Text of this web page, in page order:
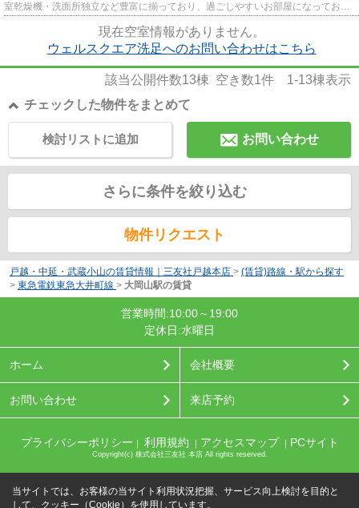
室乾燥機・洗面所独立など豊富に揃っており、過ごしやすいお部屋になっており
現在空室情報がありません。
ウェルスクエア洗足へのお問い合わせはこちら
該当公開件数13棟 空き数1件 1-13棟表示
チェックした物件をまとめて
お問い合わせ
検討リストに追加
さらに条件を絞り込む
物件リクエスト
戸越・中延・武蔵小山の賃貸情報｜三友社戸越本店 > (賃貸)路線・駅から探す
> 東急電鉄東急大井町線 > 大岡山駅の賃貸
営業時間:10:00～19:00
定休日:水曜日
ホーム 会社概要
お問い合わせ 来店予約
プライバシーポリシー 利用規約 アクセスマップ PCサイト
Copyright(c) 株式会社三友社 本店 All rights reserved.
当サイトでは、お客様の当サイト利用状況把握、サービス向上検討を目的と
して、クッキー（Cookie）を使用しています。